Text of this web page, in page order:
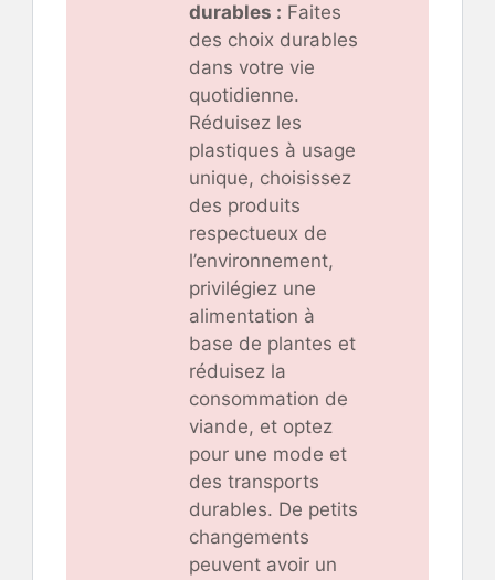
durables : Faites
des choix durables
dans votre vie
quotidienne.
Réduisez les
plastiques à usage
unique, choisissez
des produits
respectueux de
l’environnement,
privilégiez une
alimentation à
base de plantes et
réduisez la
consommation de
viande, et optez
pour une mode et
des transports
durables. De petits
changements
peuvent avoir un